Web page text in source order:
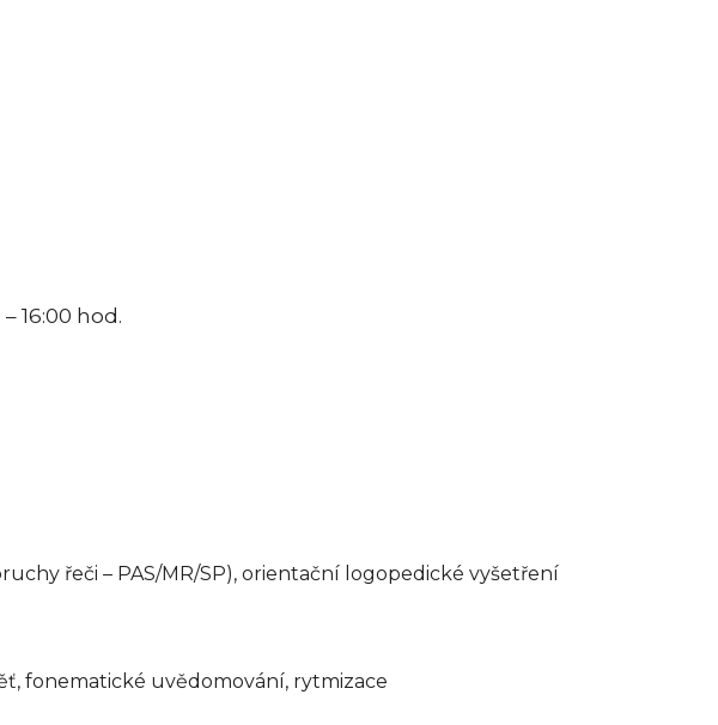
16:00 hod.
řeči – PAS/MR/SP), orientační logopedické vyšetření
fonematické uvědomování, rytmizace